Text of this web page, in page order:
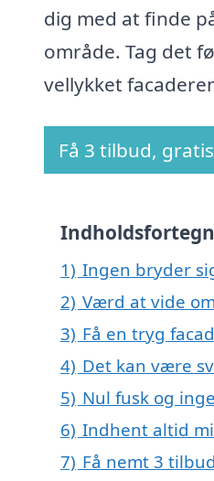
dig med at finde
område. Tag det
vellykket
Få 3 tilbud,
1) Ingen bryder
2) Værd at vide
3) Få en tryg
4) Det kan være
5) Nul fusk og
6) Indhent altid
7) Få nemt 3